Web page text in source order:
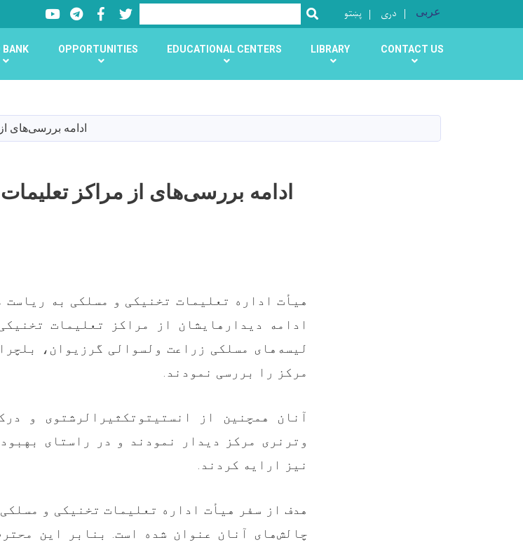
content
YoutubeLinkedInFacebookTwitter
Search SEARCH
پښتو دری عربی
BANK OPPORTUNITIES EDUCATIONAL CENTERS LIBRARY CONTACT US
ادامه بررسی‌های
ادامه بررسی‌های از مراکز
هیأت اداره تعلیمات تخنیکی و مسلکی به ریاست
ادامه دیدارهایشان از مراکز تعلیمات
لیسه‌های مسلکی زراعت ولسوالی گرزیوان،
مرکز را بررسی نمودند.
آنان همچنین از انستیتوتکثیرالرشتوی و
وترنری مرکز دیدار نمودند و در راستای بهبود
نیز ارایه کردند.
هدف از سفر هیأت اداره تعلیمات تخنیکی و مسلکی
چالش‌های آنان عنوان شده است. بنابر این